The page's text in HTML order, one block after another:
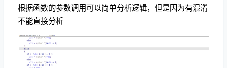
根据函数的参数调用可以简单分析逻辑，但是因为有混淆
不能直接分析